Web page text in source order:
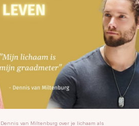
Dennis van Miltenburg over je lichaam als